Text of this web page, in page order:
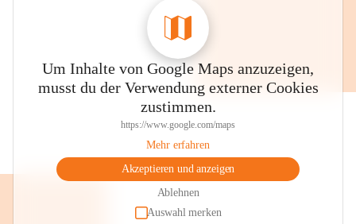
Um Inhalte von Google Maps anzuzeigen,
musst du der Verwendung externer Cookies
zustimmen.
https://www.google.com/maps
Mehr erfahren
Akzeptieren und anzeigen
Ablehnen
Auswahl merken